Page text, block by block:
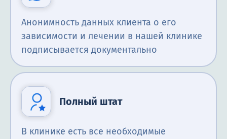
Анонимность данных клиента о его
зависимости и лечении в нашей клинике
подписывается документально
Полный штат
В клинике есть все необходимые